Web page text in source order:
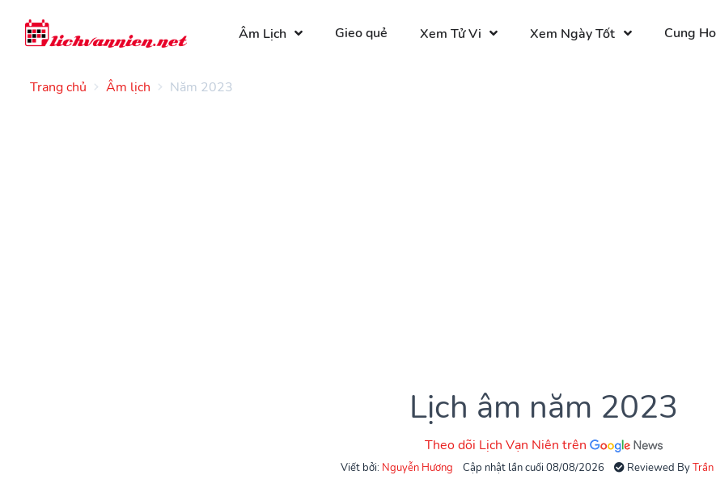
Âm Lịch Gieo quẻ Xem Tử Vi Xem Ngày Tốt Cung
Trang chủ Âm lịch Năm 2023
Lịch âm năm 2023
Theo dõi Lịch Vạn Niên trên
Viết bởi: Nguyễn Hương Cập nhật lần cuối 08/08/2026 Reviewed ByTrần